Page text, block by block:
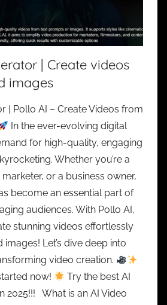
| Create videos
images
| Pollo AI – Create Videos from
In the ever-evolving digital
for high-quality, engaging
Whether you’re a
or a business owner,
become an essential part of
audiences. With Pollo AI,
stunning videos effortlessly
Let’s dive deep into
video creation.
now!
Try the best AI
2025!!! What is an AI Video